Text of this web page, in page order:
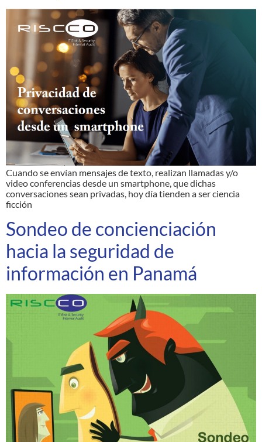
Cuando se envían mensajes de texto, realizan llamadas y/o
video conferencias desde un smartphone, que dichas
conversaciones sean privadas, hoy día tienden a ser ciencia
ficción
Sondeo de concienciación
hacia la seguridad de
información en Panamá